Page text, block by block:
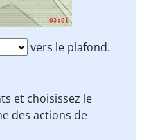
vers le plafond.
et choisissez le
des actions de